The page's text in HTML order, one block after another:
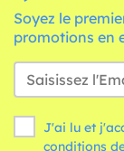
Soyez le
promotions en
J'ai lu et
conditions